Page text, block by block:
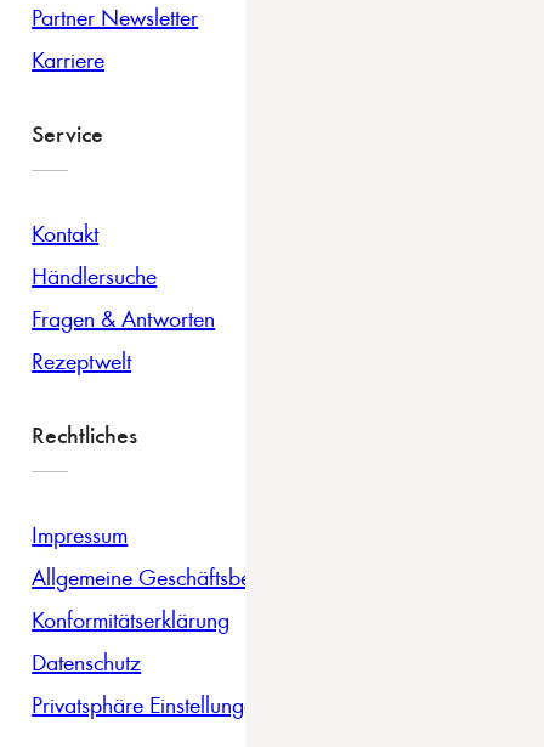
Partner Newsletter
Karriere
Service
Kontakt
Händlersuche
Fragen & Antworten
Rezeptwelt
Rechtliches
Impressum
Allgemeine Geschäftsbedingungen
Konformitätserklärung
Datenschutz
Privatsphäre Einstellungen